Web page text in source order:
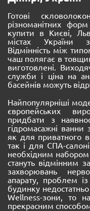
Готові
різноманітних
купити в Києві,
містах України
Відмінність між
чаш полягає в
виготовлені.
служби і ціна на
басейнів можуть
Найпопулярніші
європейських
придбати з
гідромасажні
як для приватного
так і для СПА-
необхідним набором
стануть відмінним
захворювань
апарату, проблем
будинку
Wellness-зони, то
прекрасним